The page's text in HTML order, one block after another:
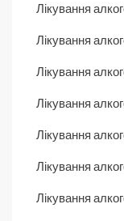
Лікування
Лікування
Лікування
Лікування
Лікування
Лікування
Лікування